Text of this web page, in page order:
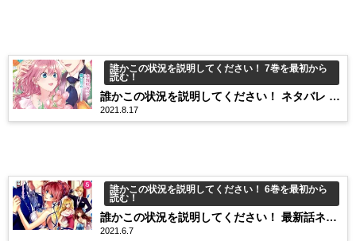
誰かこの状況を説明してください！ 7巻を最初から
読む！
誰かこの状況を説明してください！ ネタバレ 最
新話7巻39話 ゆっくり育っていた、ヴィオラの
2021.8.17
誰かこの状況を説明してください！ 6巻を最初から
読む！
誰かこの状況を説明してください！ 最新話ネタ
バレ6巻33話 新婚旅行なのに、塩対応ヴィオ
2021.6.7